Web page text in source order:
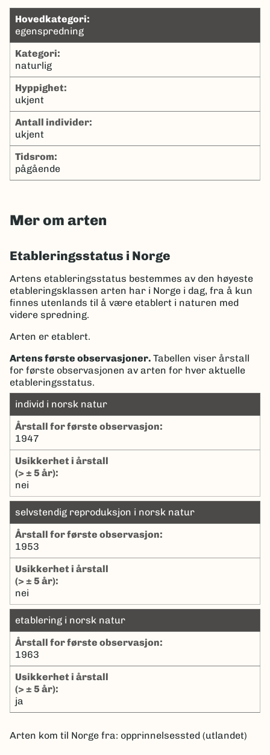
hovedkategori:
egenspredning
kategori:
naturlig
hyppighet:
ukjent
antall individer:
ukjent
tidsrom:
pågående
Mer om arten
Etableringsstatus i Norge
Artens etableringsstatus bestemmes av den høyeste
etableringsklassen arten har i Norge i dag, fra å kun
finnes utenlands til å være etablert i naturen med
videre spredning.
Arten er etablert.
Artens første observasjoner. Tabellen viser årstall
for første observasjonen av arten for hver aktuelle
etableringsstatus.
individ i norsk natur
Årstall for første observasjon:
1947
Usikkerhet i årstall
(> ± 5 år):
nei
selvstendig reproduksjon i norsk natur
Årstall for første observasjon:
1953
Usikkerhet i årstall
(> ± 5 år):
nei
etablering i norsk natur
Årstall for første observasjon:
1963
Usikkerhet i årstall
(> ± 5 år):
ja
Arten kom til Norge fra: opprinnelsessted (utlandet)